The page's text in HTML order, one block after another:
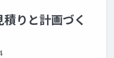
りと計画づく